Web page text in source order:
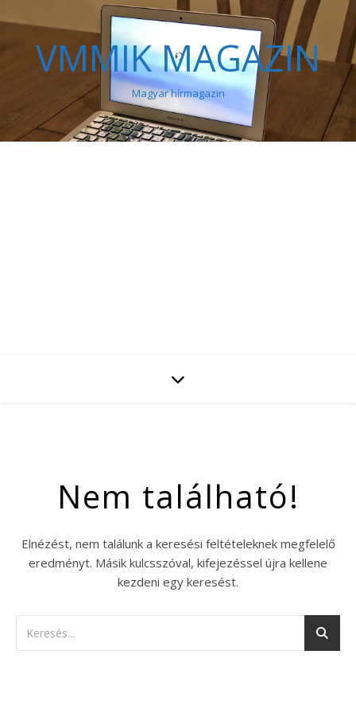
VMMIK MAGAZIN
Magyar hírmagazin
Nem található!
Elnézést, nem találunk a keresési feltételeknek megfelelő
eredményt. Másik kulcsszóval, kifejezéssel újra kellene
kezdeni egy keresést.